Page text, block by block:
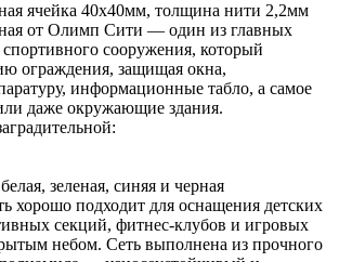
ячейка 40х40мм, толщина нити 2,2мм
от Олимп Сити — один из главных
сооружения, который
ограждения, защищая окна,
информационные табло, а самое
даже окружающие здания.
зеленая, синяя и черная
хорошо подходит для оснащения детских
секций, фитнес-клубов и игровых
небом. Сеть выполнена из прочного